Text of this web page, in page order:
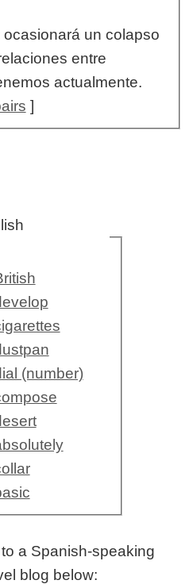
un colapso
entre
actualmente.
]
(number)
a Spanish-speaking
blog below: